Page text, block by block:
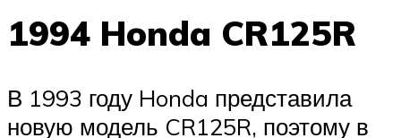
1994 Honda CR125R
В 1993 году Honda представила
новую модель CR125R, поэтому в